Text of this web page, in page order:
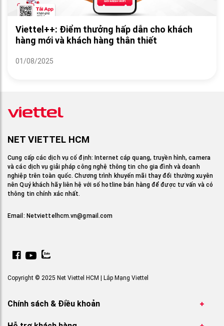
Viettel++: Điểm thưởng hấp dẫn cho khách
hàng mới và khách hàng thân thiết
01/08/2025
NET VIETTEL HCM
Cung cấp các dịch vụ cố định: Internet cáp quang, truyền hình, camera
và các dịch vụ giải pháp công nghệ thông tin cho gia đình và doanh
nghiệp trên toàn quốc. Chương trình khuyến mãi thay đổi thường xuyên
nên Quý khách hãy liên hệ với số hotline bán hàng để được tư vấn và có
thông tin chính xác nhất.
Email: Netviettelhcm.vn@gmail.com
Copyright © 2025 Net Viettel HCM | Lắp Mạng Viettel
Chính sách & Điều khoản